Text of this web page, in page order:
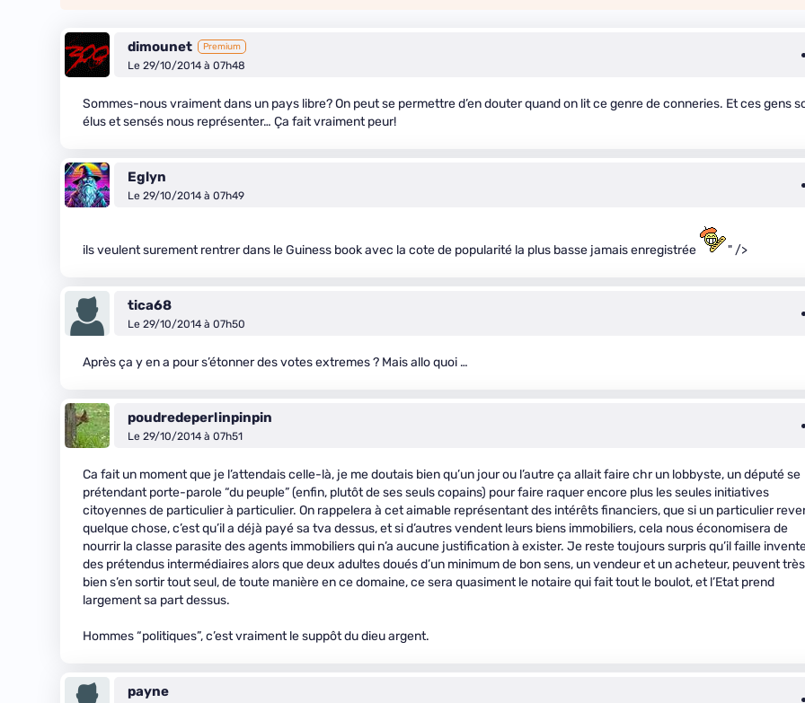
dimounet Premium
Le 29/10/2014 à 07h48
Sommes-nous vraiment dans un pays libre? On peut se permettre d’en douter quand on lit ce genre de conneries. Et ces gens
élus et sensés nous représenter… Ça fait vraiment peur!
Eglyn
Le 29/10/2014 à 07h49
ils veulent surement rentrer dans le Guiness book avec la cote de popularité la plus basse jamais enregistrée " />
tica68
Le 29/10/2014 à 07h50
Après ça y en a pour s’étonner des votes extremes ? Mais allo quoi …
poudredeperlinpinpin
Le 29/10/2014 à 07h51
Ca fait un moment que je l’attendais celle-là, je me doutais bien qu’un jour ou l’autre ça allait faire chr un lobbyste, un député se
prétendant porte-parole “du peuple” (enfin, plutôt de ses seuls copains) pour faire raquer encore plus les seules initiatives
citoyennes de particulier à particulier. On rappelera à cet aimable représentant des intérêts financiers, que si un particulier
quelque chose, c’est qu’il a déjà payé sa tva dessus, et si d’autres vendent leurs biens immobiliers, cela nous économisera de
nourrir la classe parasite des agents immobiliers qui n’a aucune justification à exister. Je reste toujours surpris qu’il faille
des prétendus intermédiaires alors que deux adultes doués d’un minimum de bon sens, un vendeur et un acheteur, peuvent très
bien s’en sortir tout seul, de toute manière en ce domaine, ce sera quasiment le notaire qui fait tout le boulot, et l’Etat prend
largement sa part dessus.
Hommes “politiques”, c’est vraiment le suppôt du dieu argent.
payne